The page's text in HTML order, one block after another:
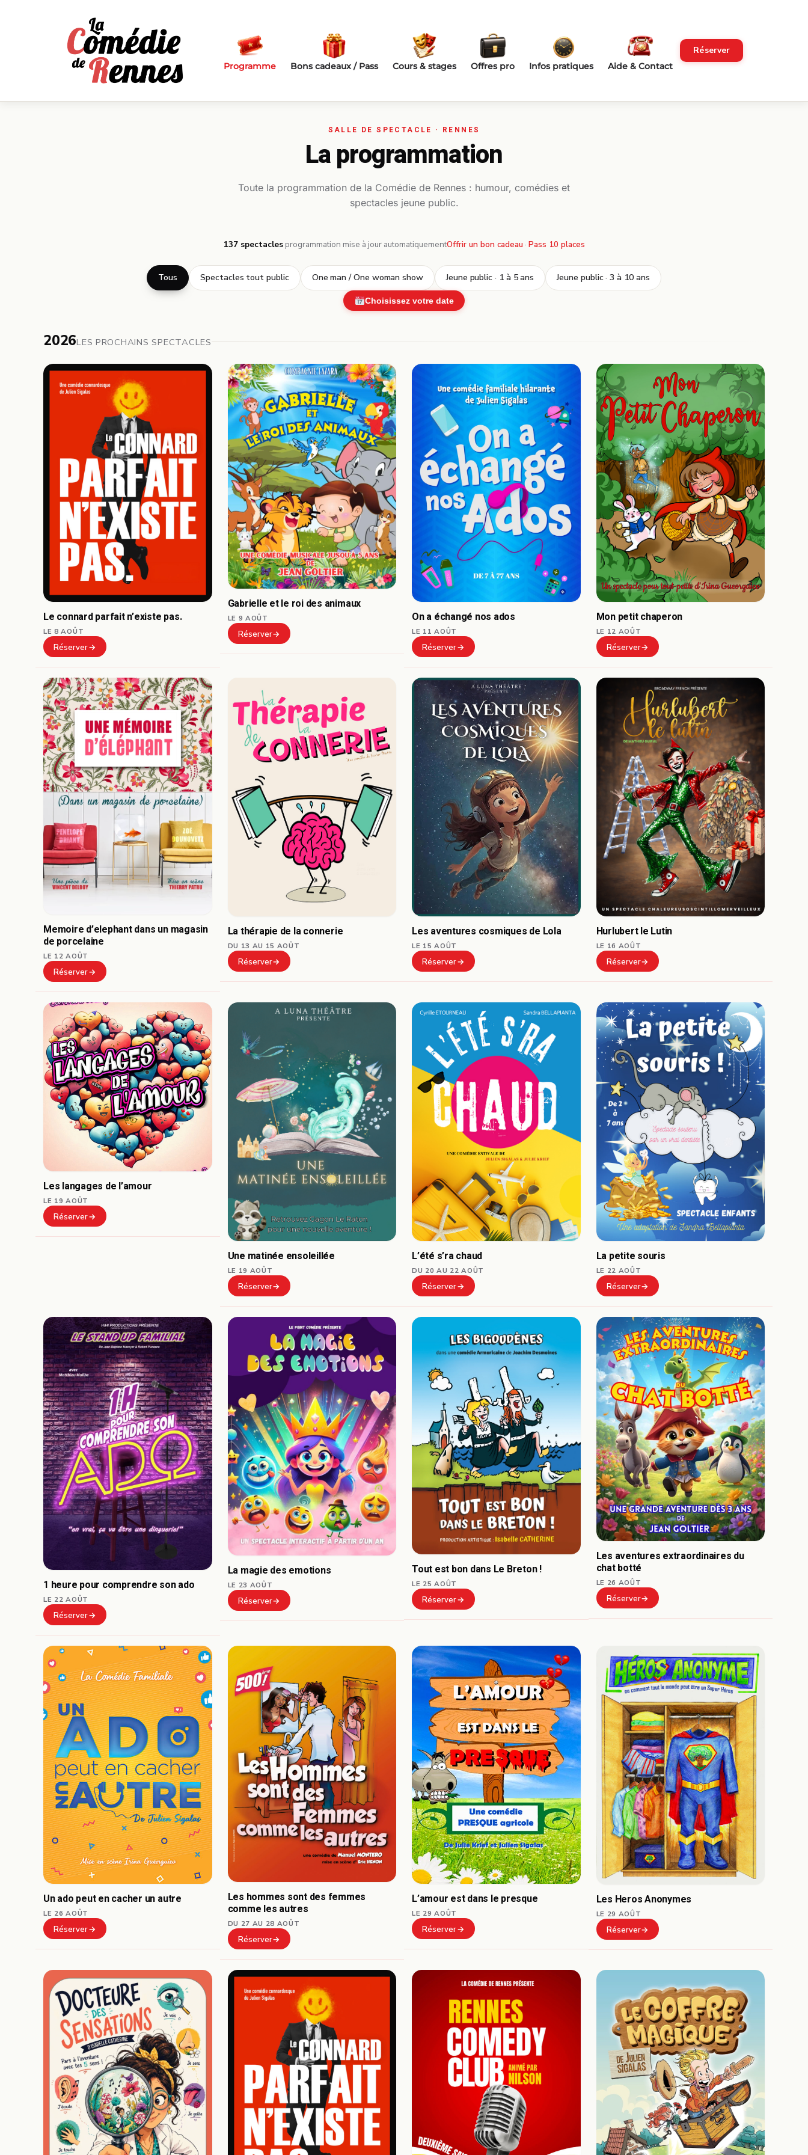
Passer au contenu principal
Programme Bons cadeaux / Pass Cours & stages Offres pro Infos pratiques Aide & Contact
Réserver
La programmation
Toute la programmation de la Comédie de Rennes : humour, comédies et
spectacles jeune public.
137 spectacles· programmation mise à jour automatiquementOffrir un bon cadeau · Pass 10 places
Tous Spectacles tout public One man / One woman show Jeune public · 1 à 5 ans Jeune public · 3 à 10 ans
Choisissez votre date
2026LES PROCHAINS SPECTACLES
Le connard parfait n’existe pas.
LE 8 AOÛT
Réserver
Gabrielle et le roi des animaux
LE 9 AOÛT
Réserver
On a échangé nos ados
LE 11 AOÛT
Réserver
Mon petit chaperon
LE 12 AOÛT
Réserver
Memoire d’elephant dans un magasin
de porcelaine
LE 12 AOÛT
Réserver
La thérapie de la connerie
DU 13 AU 15 AOÛT
Réserver
Les aventures cosmiques de Lola
LE 15 AOÛT
Réserver
Hurlubert le Lutin
LE 16 AOÛT
Réserver
Les langages de l’amour
LE 19 AOÛT
Réserver
Une matinée ensoleillée
LE 19 AOÛT
Réserver
L’été s’ra chaud
DU 20 AU 22 AOÛT
Réserver
La petite souris
LE 22 AOÛT
Réserver
1 heure pour comprendre son ado
LE 22 AOÛT
Réserver
La magie des emotions
LE 23 AOÛT
Réserver
Tout est bon dans Le Breton !
LE 25 AOÛT
Réserver
Les aventures extraordinaires du
chat botté
LE 26 AOÛT
Réserver
Un ado peut en cacher un autre
LE 26 AOÛT
Réserver
Les hommes sont des femmes
comme les autres
DU 27 AU 28 AOÛT
Réserver
L’amour est dans le presque
LE 29 AOÛT
Réserver
Les Heros Anonymes
LE 29 AOÛT
Réserver